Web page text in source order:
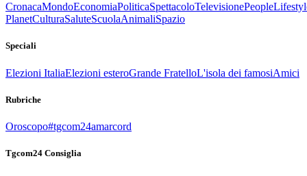
CronacaMondoEconomiaPoliticaSpettacoloTelevisionePeople
PlanetCulturaSaluteScuolaAnimaliSpazio
Speciali
Elezioni ItaliaElezioni esteroGrande FratelloL'isola dei famosiAmici
Rubriche
Oroscopo#tgcom24amarcord
Tgcom24 Consiglia